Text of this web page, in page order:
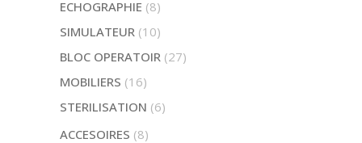
ECHOGRAPHIE (8)
SIMULATEUR (10)
BLOC OPERATOIR (27)
MOBILIERS (16)
STERILISATION (6)
ACCESOIRES (8)